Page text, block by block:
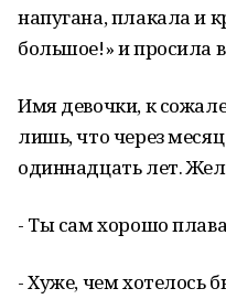
напугана, плакала и
большое!» и просила
Имя девочки, к
лишь, что через
одиннадцать лет.
- Ты сам хорошо
- Хуже, чем хотелось